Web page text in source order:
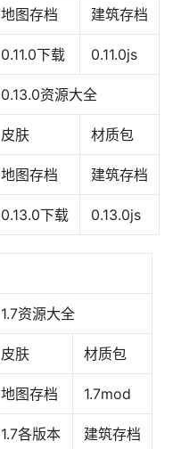
地图存档 建筑存档
0.11.0下载 0.11.0js
0.13.0资源大全
皮肤 材质包
地图存档 建筑存档
0.13.0下载 ‍‍0.13.0js‍‍
1.7资源大全
皮肤 材质包
地图存档 1.7mod
1.7各版本 建筑存档